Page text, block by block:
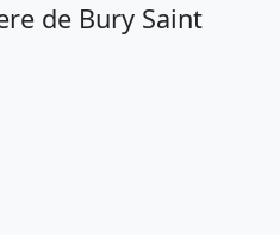
de Bury Saint